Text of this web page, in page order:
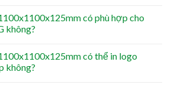
có phù hợp cho
không?
có thể in logo
không?